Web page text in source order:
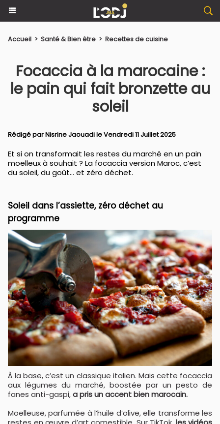
Accueil > Santé & Bien être > Recettes de cuisine
Focaccia à la marocaine :
le pain qui fait bronzette au
soleil
Rédigé parNisrine Jaouadile Vendredi 11 Juillet 2025
Et si on transformait les restes du marché en un pain
moelleux à souhait ? La focaccia version Maroc, c’est
du soleil, du goût… et zéro déchet.
Soleil dans l’assiette, zéro déchet au
programme
À la base, c’est un classique italien. Mais cette focaccia
aux légumes du marché, boostée par un pesto de
fanes anti-gaspi,a pris un accent bien marocain.
Moelleuse, parfumée à l’huile d’olive, elle transforme les